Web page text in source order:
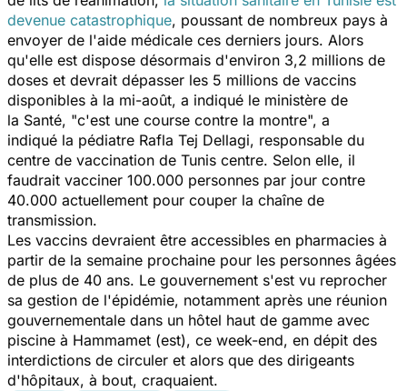
devenue catastrophique, poussant de nombreux pays à
envoyer de l'aide médicale ces derniers jours. Alors
qu'elle est dispose désormais d'environ 3,2 millions de
doses et devrait dépasser les 5 millions de vaccins
disponibles à la mi-août, a indiqué le ministère de
la Santé, "c'est une course contre la montre", a
indiqué la pédiatre Rafla Tej Dellagi, responsable du
centre de vaccination de Tunis centre. Selon elle, il
faudrait vacciner 100.000 personnes par jour contre
40.000 actuellement pour couper la chaîne de
transmission.
Les vaccins devraient être accessibles en pharmacies à
partir de la semaine prochaine pour les personnes âgées
de plus de 40 ans. Le gouvernement s'est vu reprocher
sa gestion de l'épidémie, notamment après une réunion
gouvernementale dans un hôtel haut de gamme avec
piscine à Hammamet (est), ce week-end, en dépit des
interdictions de circuler et alors que des dirigeants
d'hôpitaux, à bout, craquaient.